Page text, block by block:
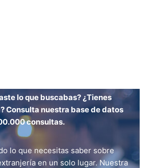
lo que buscabas? ¿Tienes
Consulta nuestra base de datos
consultas.
lo que necesitas saber sobre
en un solo lugar. Nuestra